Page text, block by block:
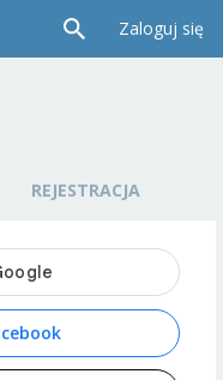
Zaloguj się
REJESTRACJA